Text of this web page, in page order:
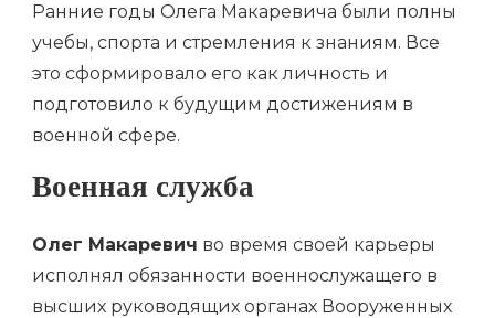
Ранние годы Олега Макаревича были полны
учебы, спорта и стремления к знаниям. Все
это сформировало его как личность и
подготовило к будущим достижениям в
военной сфере.
Военная служба
Олег Макаревич во время своей карьеры
исполнял обязанности военнослужащего в
высших руководящих органах Вооруженных